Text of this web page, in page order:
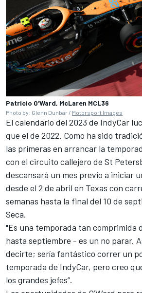
Patricio O'Ward, McLaren MCL36
Photo by: Glenn Dunbar / Motorsport Images
El calendario del 2023 de IndyCar
que el de 2022. Como ha sido
las primeras en arrancar la
con el circuito callejero de St
descansará un mes previo a iniciar
desde el 2 de abril en Texas con
semanas hasta la final del 10 de
Seca.
"Es una temporada tan comprimida
hasta septiembre - es un no parar.
decirte; sería fantástico correr un
temporada de IndyCar, pero creo
los grandes jefes”.